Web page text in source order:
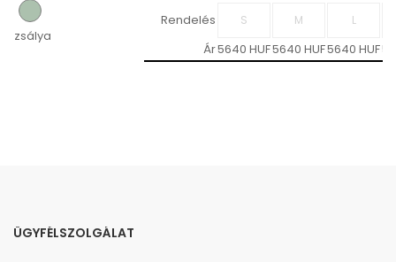
zsálya
Rendelés
Ár5640 HUF5640 HUF5640 HUF
ÜGYFÉLSZOLGÁLAT